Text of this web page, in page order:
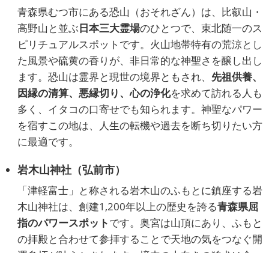
青森県むつ市にある恐山（おそれざん）は、比叡山・
高野山と並ぶ日本三大霊場のひとつで、東北随一のス
ピリチュアルスポットです。火山地帯特有の荒涼とし
た風景や硫黄の香りが、非日常的な神聖さを醸し出し
ます。恐山は霊界と現世の境界ともされ、 先祖供養、
因縁の清算、悪縁切り、心の浄化を求めて訪れる人も
多く、イタコの口寄せでも知られます。神聖なパワー
を宿すこの地は、人生の転機や過去を断ち切りたい方
に最適です。
岩木山神社（弘前市）
「津軽富士」と称される岩木山のふもとに鎮座する岩
木山神社は、創建1,200年以上の歴史を誇る青森県屈
指のパワースポットです。奥宮は山頂にあり、ふもと
の拝殿と合わせて参拝することで天地の気をつなぐ開